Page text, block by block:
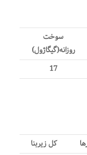
سوخت
روزانه(گیگاژول)
17
کل زیربنا